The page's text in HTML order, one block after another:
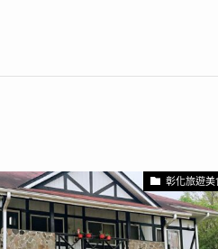
彰化旅遊美